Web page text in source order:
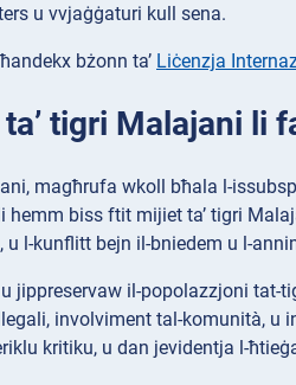
u vvjaġġaturi kull sena.
bżonn ta’ Liċenzja
tigri Malajani li
magħrufa wkoll bħala l-
hemm biss ftit mijiet ta’ tigri
l-kunflitt bejn il-bniedem u l-
jippreservaw il-popolazzjoni
involviment tal-komunità, u
kritiku, u dan jevidentja l-